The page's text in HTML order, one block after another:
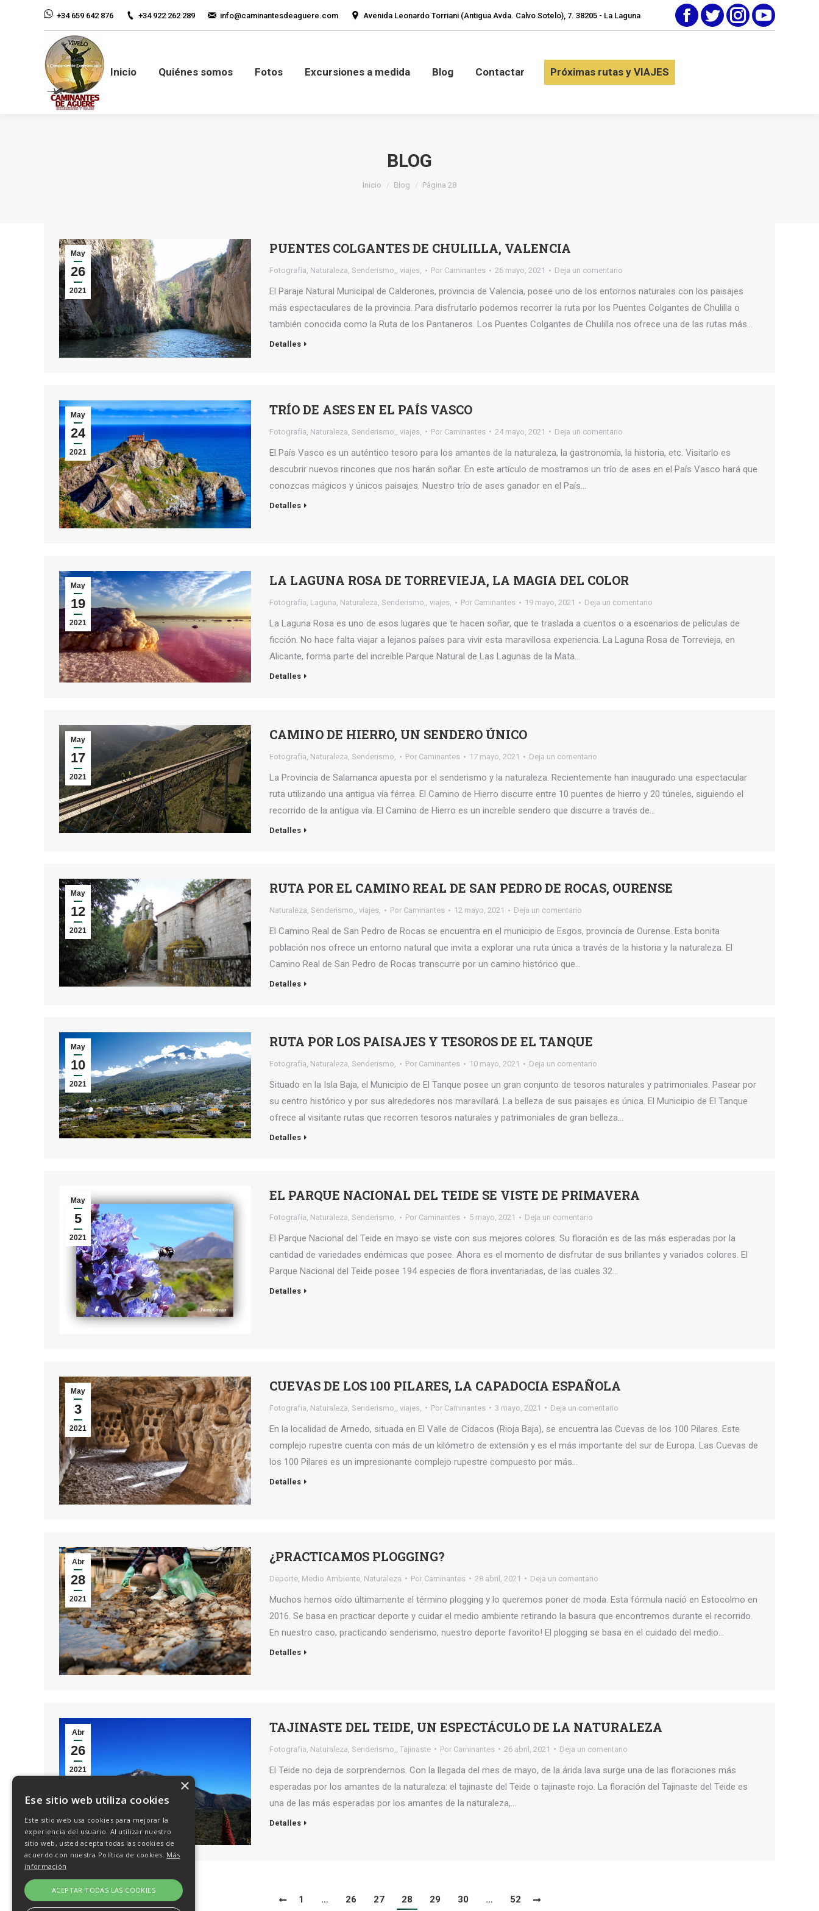
+34 659 642 876 +34 922 262 289 info@caminantesdeaguere.com Avenida Leonardo Torriani (Antigua Avda. Calvo Sotelo), 7. 38205 - La Laguna
FacebookTwitterInstagramYouTube
Inicio Quiénes somos Fotos Excursiones a medida Blog Contactar Próximas rutas y VIAJES
BLOG
Estás aquí:
Inicio Blog Página 28
May
26
2021
PUENTES COLGANTES DE CHULILLA, VALENCIA
Fotografía, Naturaleza, Senderismo,, viajes, Por Caminantes 26 mayo, 2021 Deja un comentario
El Paraje Natural Municipal de Calderones, provincia de Valencia, posee uno de los entornos naturales con los paisajes
más espectaculares de la provincia. Para disfrutarlo podemos recorrer la ruta por los Puentes Colgantes de Chulilla o
también conocida como la Ruta de los Pantaneros. Los Puentes Colgantes de Chulilla nos ofrece una de las rutas más…
Detalles
May
24
2021
TRÍO DE ASES EN EL PAÍS VASCO
Fotografía Naturaleza Senderismo, viajes, Por Caminantes 24 mayo, 2021 Deja un comentario
El País Vasco es un auténtico tesoro para los amantes de la naturaleza, la gastronomía, la historia, etc. Visitarlo es
descubrir nuevos rincones que nos harán soñar. En este artículo de mostramos un trío de ases en el País Vasco hará que
conozcas mágicos y únicos paisajes. Nuestro trío de ases ganador en el País…
Detalles
May
19
2021
LA LAGUNA ROSA DE TORREVIEJA, LA MAGIA DEL COLOR
Fotografía, Laguna, Naturaleza, Senderismo,, viajes, Por Caminantes 19 mayo, 2021 Deja un comentario
La Laguna Rosa es uno de esos lugares que te hacen soñar, que te traslada a cuentos o a escenarios de películas de
ficción. No hace falta viajar a lejanos países para vivir esta maravillosa experiencia. La Laguna Rosa de Torrevieja, en
Alicante, forma parte del increíble Parque Natural de Las Lagunas de la Mata…
Detalles
May
17
2021
CAMINO DE HIERRO, UN SENDERO ÚNICO
Fotografía, Naturaleza, Senderismo, Por Caminantes 17 mayo, 2021 Deja un comentario
La Provincia de Salamanca apuesta por el senderismo y la naturaleza. Recientemente han inaugurado una espectacular
ruta utilizando una antigua vía férrea. El Camino de Hierro discurre entre 10 puentes de hierro y 20 túneles, siguiendo el
recorrido de la antigua vía. El Camino de Hierro es un increíble sendero que discurre a través de…
Detalles
May
12
2021
RUTA POR EL CAMINO REAL DE SAN PEDRO DE ROCAS, OURENSE
Naturaleza, Senderismo,, viajes, Por Caminantes 12 mayo, 2021 Deja un comentario
El Camino Real de San Pedro de Rocas se encuentra en el municipio de Esgos, provincia de Ourense. Esta bonita
población nos ofrece un entorno natural que invita a explorar una ruta única a través de la historia y la naturaleza. El
Camino Real de San Pedro de Rocas transcurre por un camino histórico que…
Detalles
May
10
2021
RUTA POR LOS PAISAJES Y TESOROS DE EL TANQUE
Fotografía, Naturaleza, Senderismo, Por Caminantes 10 mayo, 2021 Deja un comentario
Situado en la Isla Baja, el Municipio de El Tanque posee un gran conjunto de tesoros naturales y patrimoniales. Pasear por
su centro histórico y por sus alrededores nos maravillará. La belleza de sus paisajes es única. El Municipio de El Tanque
ofrece al visitante rutas que recorren tesoros naturales y patrimoniales de gran belleza…
Detalles
May
5
2021
EL PARQUE NACIONAL DEL TEIDE SE VISTE DE PRIMAVERA
Fotografía, Naturaleza, Senderismo, Por Caminantes 5 mayo, 2021 Deja un comentario
El Parque Nacional del Teide en mayo se viste con sus mejores colores. Su floración es de las más esperadas por la
cantidad de variedades endémicas que posee. Ahora es el momento de disfrutar de sus brillantes y variados colores. El
Parque Nacional del Teide posee 194 especies de flora inventariadas, de las cuales 32…
Detalles
May
3
2021
CUEVAS DE LOS 100 PILARES, LA CAPADOCIA ESPAÑOLA
Fotografía Naturaleza Senderismo, viajes, Por Caminantes 3 mayo, 2021 Deja un comentario
En la localidad de Arnedo, situada en El Valle de Cidacos (Rioja Baja), se encuentra las Cuevas de los 100 Pilares. Este
complejo rupestre cuenta con más de un kilómetro de extensión y es el más importante del sur de Europa. Las Cuevas de
los 100 Pilares es un impresionante complejo rupestre compuesto por más…
Detalles
Abr
28
2021
¿PRACTICAMOS PLOGGING?
Deporte Medio Ambiente Naturaleza Por Caminantes 28 abril, 2021 Deja un comentario
Muchos hemos oído últimamente el término plogging y lo queremos poner de moda. Esta fórmula nació en Estocolmo en
2016. Se basa en practicar deporte y cuidar el medio ambiente retirando la basura que encontremos durante el recorrido.
En nuestro caso, practicando senderismo, nuestro deporte favorito! El plogging se basa en el cuidado del medio…
Detalles
Abr
26
2021
TAJINASTE DEL TEIDE, UN ESPECTÁCULO DE LA NATURALEZA
Fotografía Naturaleza Senderismo, Tajinaste Por Caminantes 26 abril, 2021 Deja un comentario
El Teide no deja de sorprendernos. Con la llegada del mes de mayo, de la árida lava surge una de las floraciones más
esperadas por los amantes de la naturaleza: el tajinaste del Teide o tajinaste rojo. La floración del Tajinaste del Teide es
una de las más esperadas por los amantes de la naturaleza,…
Detalles
1 … 26 27 28 29 30 … 52
Ese sitio web utiliza cookies
Este sitio web usa cookies para mejorar la
experiencia del usuario. Al utilizar nuestro
sitio web, usted acepta todas las cookies de
acuerdo con nuestra Política de cookies. Más
información
ACEPTAR TODAS LAS COOKIES
×